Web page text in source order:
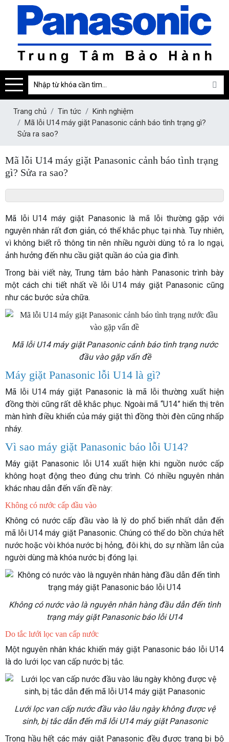
Trang chủ Tin tức
Kinh nghiệm
Mã lỗi U14 máy giặt Panasonic cảnh báo tình trạng gì?
Sửa ra sao?
Mã lỗi U14 máy giặt Panasonic cảnh báo tình trạng
gì? Sửa ra sao?
Mã lỗi U14 máy giặt Panasonic là mã lỗi thường gặp với
nguyên nhân rất đơn giản, có thể khắc phục tại nhà. Tuy nhiên,
vì không biết rõ thông tin nên nhiều người dùng tỏ ra lo ngại,
ảnh hưởng đến nhu cầu giặt quần áo của gia đình.
Trong bài viết này, Trung tâm bảo hành Panasonic trình bày
một cách chi tiết nhất về lỗi U14 máy giặt Panasonic cũng
như các bước sửa chữa.
Mã lỗi U14 máy giặt Panasonic cảnh báo tình trạng nước
đầu vào gặp vấn đề
Máy giặt Panasonic lỗi U14 là gì?
Mã lỗi U14 máy giặt Panasonic là mã lỗi thường xuất hiện
đồng thời cũng rất dễ khắc phục. Ngoài mã “U14” hiển thị trên
màn hình điều khiển của máy giặt thì đồng thời đèn cũng nhấp
nháy.
Vì sao máy giặt Panasonic báo lỗi U14?
Máy giặt Panasonic lỗi U14 xuất hiện khi nguồn nước cấp
không hoạt động theo đúng chu trình. Có nhiều nguyên nhân
khác nhau dẫn đến vấn đề này:
Không có nước cấp đầu vào
Không có nước cấp đầu vào là lý do phổ biến nhất dẫn đến
mã lỗi U14 máy giặt Panasonic. Chúng có thể do bồn chứa hết
nước hoặc vòi khóa nước bị hỏng, đôi khi, do sự nhầm lẫn của
người dùng mà khóa nước bị đóng lại.
Không có nước vào là nguyên nhân hàng đầu dẫn đến tình
trạng máy giặt Panasonic báo lỗi U14
Do tắc lưới lọc van cấp nước
Một nguyên nhân khác khiến máy giặt Panasonic báo lỗi U14
là do lưới lọc van cấp nước bị tắc.
Lưới lọc van cấp nước đầu vào lâu ngày không được vệ
sinh, bị tắc dẫn đến mã lỗi U14 máy giặt Panasonic
Trong hầu hết các máy giặt Panasonic đều được trang bị bộ